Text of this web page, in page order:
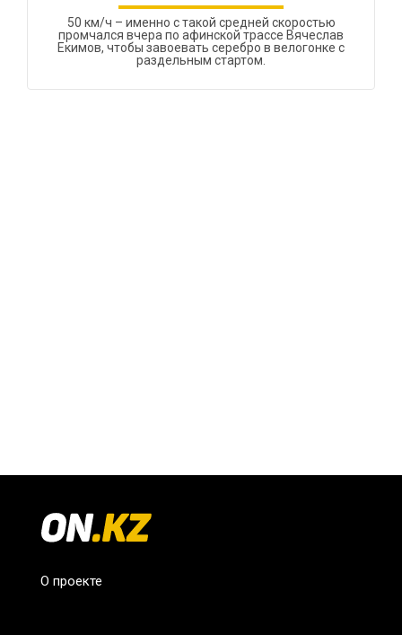
50 км/ч – именно с такой средней скоростью
промчался вчера по афинской трассе Вячеслав
Екимов, чтобы завоевать серебро в велогонке с
раздельным стартом.
О проекте